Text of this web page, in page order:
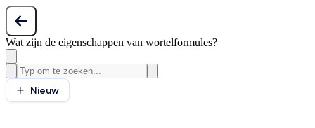
Wat zijn de eigenschappen van wortelformules?
Nieuw